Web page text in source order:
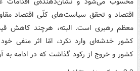
اقتصاد و تحقق سیاست‌های کلّی اقتصاد
معظم رهبری است. البته، هرچند کاهش
کشور خدشه‌ای وارد نکرد، امّا اثر منفی
کشور و خروج از رکود گذاشت که در ادامه به